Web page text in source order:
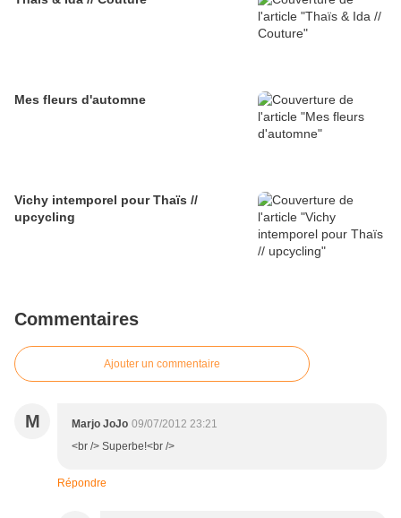
Mes fleurs d'automne
Vichy intemporel pour Thaïs //
upcycling
Commentaires
Ajouter un commentaire
M Marjo JoJo 09/07/2012 23:21
<br /> Superbe!<br />
Répondre